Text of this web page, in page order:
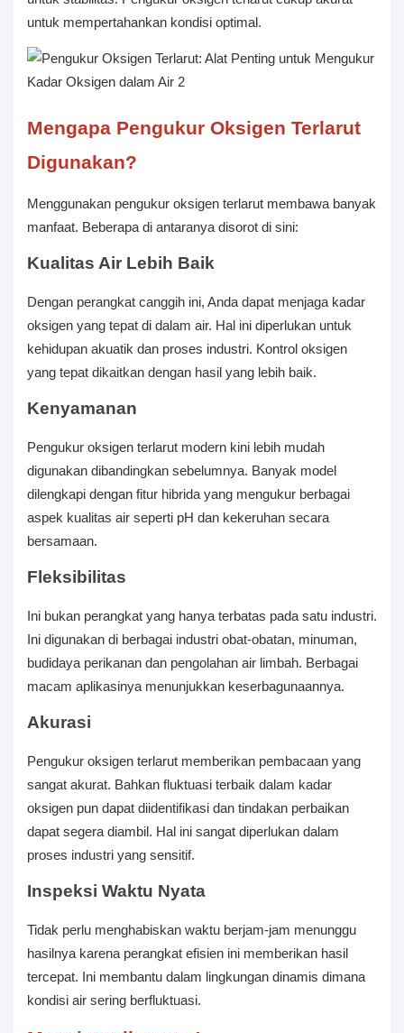
untuk mempertahankan kondisi optimal.
Mengapa Pengukur Oksigen Terlarut
Digunakan?
Menggunakan pengukur oksigen terlarut membawa banyak
manfaat. Beberapa di antaranya disorot di sini:
Kualitas Air Lebih Baik
Dengan perangkat canggih ini, Anda dapat menjaga kadar
oksigen yang tepat di dalam air. Hal ini diperlukan untuk
kehidupan akuatik dan proses industri. Kontrol oksigen
yang tepat dikaitkan dengan hasil yang lebih baik.
Kenyamanan
Pengukur oksigen terlarut modern kini lebih mudah
digunakan dibandingkan sebelumnya. Banyak model
dilengkapi dengan fitur hibrida yang mengukur berbagai
aspek kualitas air seperti pH dan kekeruhan secara
bersamaan.
Fleksibilitas
Ini bukan perangkat yang hanya terbatas pada satu industri.
Ini digunakan di berbagai industri obat-obatan, minuman,
budidaya perikanan dan pengolahan air limbah. Berbagai
macam aplikasinya menunjukkan keserbagunaannya.
Akurasi
Pengukur oksigen terlarut memberikan pembacaan yang
sangat akurat. Bahkan fluktuasi terbaik dalam kadar
oksigen pun dapat diidentifikasi dan tindakan perbaikan
dapat segera diambil. Hal ini sangat diperlukan dalam
proses industri yang sensitif.
Inspeksi Waktu Nyata
Tidak perlu menghabiskan waktu berjam-jam menunggu
hasilnya karena perangkat efisien ini memberikan hasil
tercepat. Ini membantu dalam lingkungan dinamis dimana
kondisi air sering berfluktuasi.